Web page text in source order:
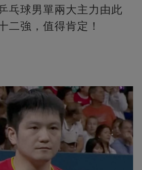
乓球男單兩大主力由此
二強，值得肯定！